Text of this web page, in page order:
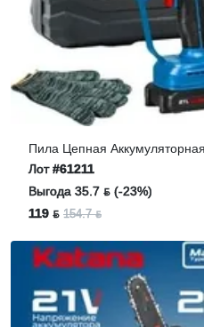
Пила Цепная
Лот#61211
Выгода 35.7 ƃ (-23%)
119 ƃ 154.7 ƃ